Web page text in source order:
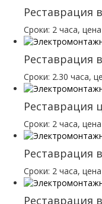
Реставрация
Сроки: 2 часа,
Реставрация
Сроки: 2.30 часа,
Реставрация
Сроки: 2 часа,
Реставрация
Сроки: 2 часа,
Реставрация